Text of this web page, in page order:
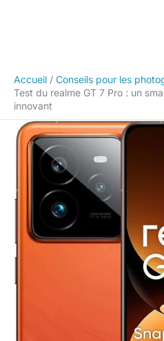
Accueil
Conseils pour les
Test du realme GT 7 Pro : un
innovant